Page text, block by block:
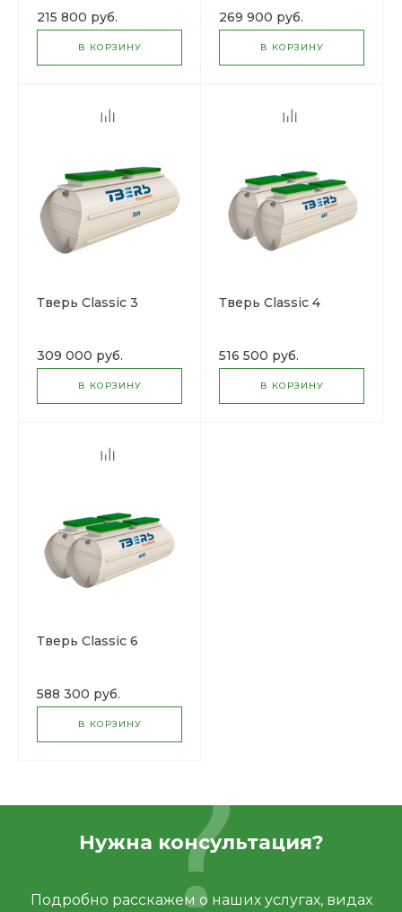
215 800 руб.
В КОРЗИНУ
269 900 руб.
В КОРЗИНУ
Тверь Classic 3
309 000 руб.
В КОРЗИНУ
Тверь Classic 4
516 500 руб.
В КОРЗИНУ
Тверь Classic 6
588 300 руб.
В КОРЗИНУ
Нужна консультация?
Подробно расскажем о наших услугах, видах